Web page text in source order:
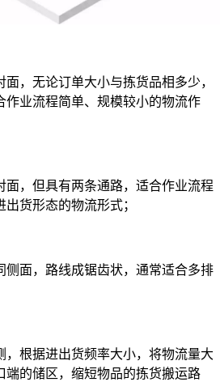
，无论订单大小与拣货品相多少，
作业流程简单、规模较小的物流作
面，但具有两条通路，适合作业流程
货形态的物流形式；
侧面，路线成锯齿状，通常适合多排
，根据进出货频率大小，将物流量大
端的储区，缩短物品的拣货搬运路